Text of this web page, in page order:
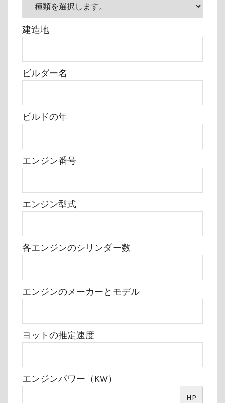
建造地
ビルダー名
ビルドの年
エンジン番号
エンジン型式
各エンジンのシリンダー数
エンジンのメーカーとモデル
ヨットの推定速度
エンジンパワー（KW）
HP